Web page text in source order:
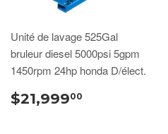
Unité de lavage 525Gal
bruleur diesel 5000psi 5gpm
1450rpm 24hp honda D/élect.
$21,99900